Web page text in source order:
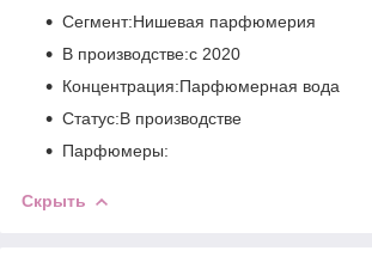
Сегмент:Нишевая парфюмерия
В производстве:с 2020
Концентрация:Парфюмерная вода
Статус:В производстве
Парфюмеры:
Скрыть